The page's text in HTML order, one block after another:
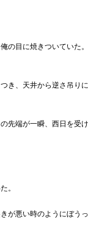
の目に焼きついていた。
き、天井から逆さ吊り
先端が一瞬、西日を受
。
が悪い時のようにぼう